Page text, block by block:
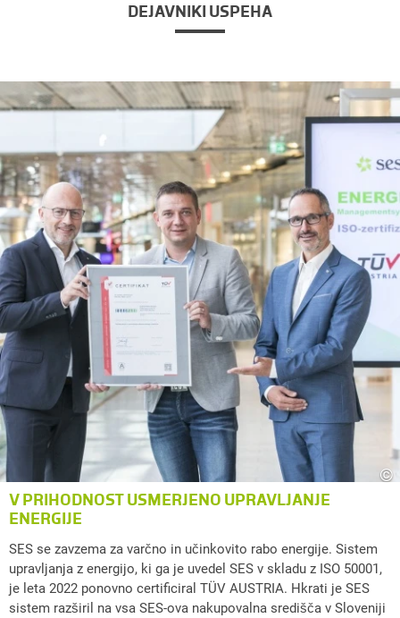
DEJAVNIKI USPEHA
©
V PRIHODNOST USMERJENO UPRAVLJANJE
ENERGIJE
SES se zavzema za varčno in učinkovito rabo energije. Sistem
upravljanja z energijo, ki ga je uvedel SES v skladu z ISO 50001,
je leta 2022 ponovno certificiral TÜV AUSTRIA. Hkrati je SES
sistem razširil na vsa SES-ova nakupovalna središča v Sloveniji